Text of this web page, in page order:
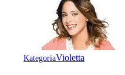
KategoriaVioletta